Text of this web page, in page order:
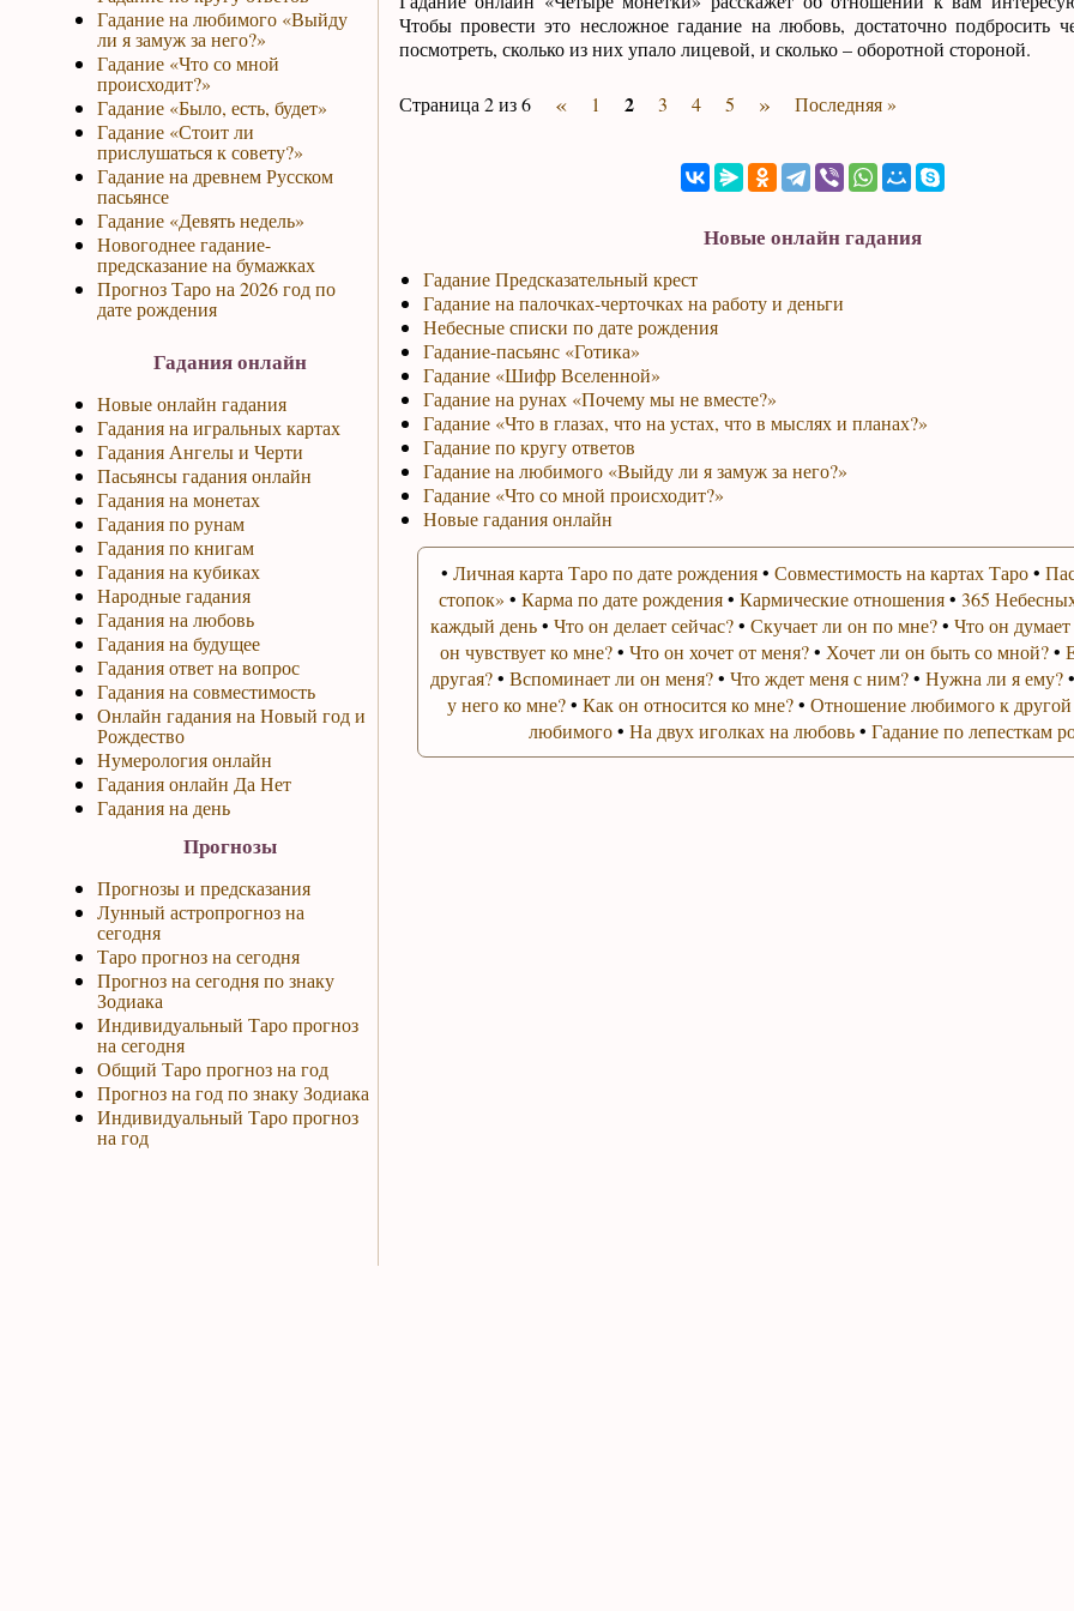
Гадание на любимого «Выйду
ли я замуж за него?»
Гадание «Что со мной
происходит?»
Гадание «Было, есть, будет»
Гадание «Стоит ли
прислушаться к совету?»
Гадание на древнем Русском
пасьянсе
Гадание «Девять недель»
Новогоднее гадание-
предсказание на бумажках
Прогноз Таро на 2026 год по
дате рождения
Гадания онлайн
Новые онлайн гадания
Гадания на игральных картах
Гадания Ангелы и Черти
Пасьянсы гадания онлайн
Гадания на монетах
Гадания по рунам
Гадания по книгам
Гадания на кубиках
Народные гадания
Гадания на любовь
Гадания на будущее
Гадания ответ на вопрос
Гадания на совместимость
Онлайн гадания на Новый год и
Рождество
Нумерология онлайн
Гадания онлайн Да Нет
Гадания на день
Прогнозы
Прогнозы и предсказания
Лунный астропрогноз на
сегодня
Таро прогноз на сегодня
Прогноз на сегодня по знаку
Зодиака
Индивидуальный Таро прогноз
на сегодня
Общий Таро прогноз на год
Прогноз на год по знаку Зодиака
Индивидуальный Таро прогноз
на год
Чтобы провести это несложное гадание на любовь, достаточно подбросить
посмотреть, сколько из них упало лицевой, и сколько – оборотной стороной.
Страница 2 из 6 « 1 2 3 4 5 » Последняя »
Новые онлайн гадания
Гадание Предсказательный крест
Гадание на палочках-черточках на работу и деньги
Небесные списки по дате рождения
Гадание-пасьянс «Готика»
Гадание «Шифр Вселенной»
Гадание на рунах «Почему мы не вместе?»
Гадание «Что в глазах, что на устах, что в мыслях и планах?»
Гадание по кругу ответов
Гадание на любимого «Выйду ли я замуж за него?»
Гадание «Что со мной происходит?»
Новые гадания онлайн
• Личная карта Таро по дате рождения• Совместимость на картах Таро•
стопок» • Карма по дате рождения• Кармические отношения• 365
каждый день• Что он делает сейчас?• Скучает ли он по мне?• Что он
он чувствует ко мне?• Что он хочет от меня?• Хочет ли он быть со мной?•
другая?• Вспоминает ли он меня?• Что ждет меня с ним?• Нужна ли я ему?
у него ко мне?• Как он относится ко мне?• Отношение любимого к другой
любимого• На двух иголках на любовь• Гадание по лепесткам